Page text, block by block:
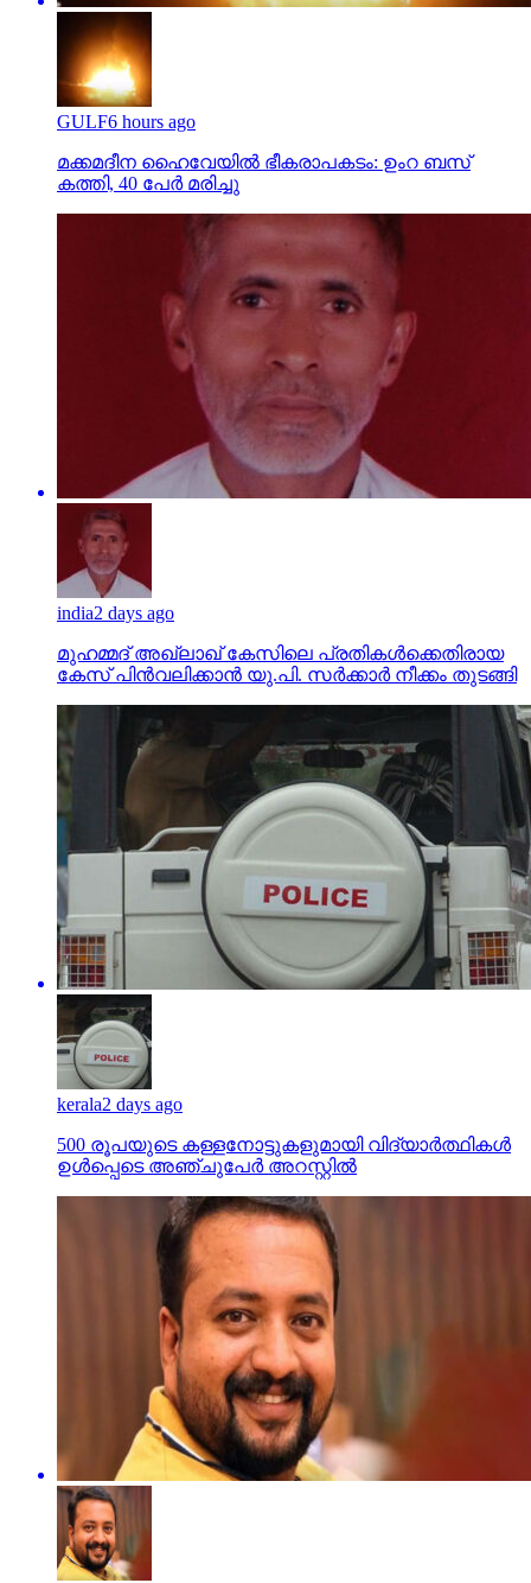
GULF6 hours ago
മക്കമദീന ഹൈവേയില്‍ ഭീകരാപകടം: ഉംറ ബസ്
കത്തി, 40 പേര്‍ മരിച്ചു
india2 days ago
മുഹമ്മദ് അഖ്‌ലാഖ് കേസിലെ പ്രതികള്‍ക്കെതിരായ
കേസ് പിന്‍വലിക്കാന്‍ യു.പി. സര്‍ക്കാര്‍ നീക്കം തുടങ്ങി
kerala2 days ago
500 രൂപയുടെ കള്ളനോട്ടുകളുമായി വിദ്യാര്‍ത്ഥികള്‍
ഉള്‍പ്പെടെ അഞ്ചുപേര്‍ അറസ്റ്റില്‍